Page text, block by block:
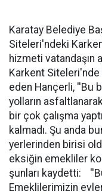
Karatay Belediye
Siteleri'ndeki
hizmeti vatandaşın
Karkent Siteleri'nde
eden Hançerli, ''Bu
yolların
bir çok çalışma
kalmadı. Şu anda
yerlerinden birisi
eksiğin emekliler
şunları kaydetti:
Emeklilerimizin